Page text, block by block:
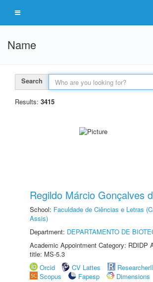
Name
Search
Results: 3415
Regildo Márcio Gonçalves
School: Faculdade de Ciências e Letras
Assis)
Department: DEPARTAMENTO DE
Academic Appointment Category: RDIDP
title: MS-5.3
Orcid
CV Lattes
Scopus
Fapesp
Dimensions